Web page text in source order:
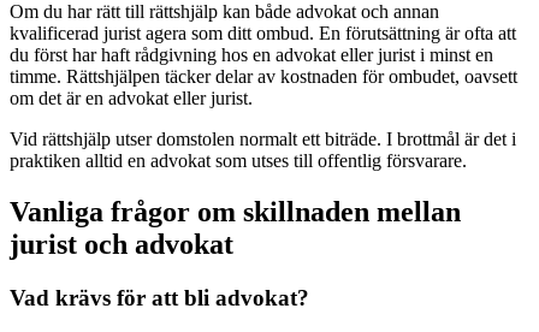
Om du har rätt till rättshjälp kan både advokat och annan
kvalificerad jurist agera som ditt ombud. En förutsättning är ofta att
du först har haft rådgivning hos en advokat eller jurist i minst en
timme. Rättshjälpen täcker delar av kostnaden för ombudet, oavsett
om det är en advokat eller jurist.
Vid rättshjälp utser domstolen normalt ett biträde. I brottmål är det i
praktiken alltid en advokat som utses till offentlig försvarare.
Vanliga frågor om skillnaden mellan
jurist och advokat
Vad krävs för att bli advokat?